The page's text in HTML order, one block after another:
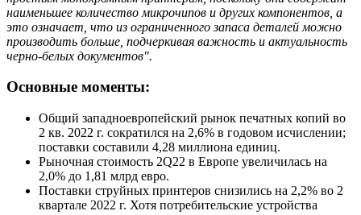
наименьшее количество микрочипов и других компонентов, а
это означает, что из ограниченного запаса деталей можно
производить больше, подчеркивая важность и актуальность
черно-белых документов".
Основные моменты:
Общий западноевропейский рынок печатных копий во
2 кв. 2022 г. сократился на 2,6% в годовом исчислении;
поставки составили 4,28 миллиона единиц.
Рыночная стоимость 2Q22 в Европе увеличилась на
2,0% до 1,81 млрд евро.
Поставки струйных принтеров снизились на 2,2% во 2
квартале 2022 г. Хотя потребительские устройства